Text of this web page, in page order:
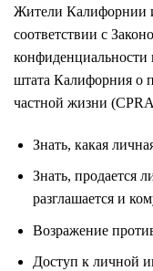
Жители Калифорнии
соответствии с
конфиденциальности
штата Калифорния о
частной жизни
Знать, какая
Знать, продается
разглашается и
Возражение
Доступ к личной